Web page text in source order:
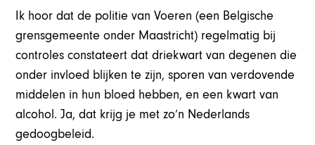
Ik hoor dat de politie van Voeren (een Belgische
grensgemeente onder Maastricht) regelmatig bij
controles constateert dat driekwart van degenen die
onder invloed blijken te zijn, sporen van verdovende
middelen in hun bloed hebben, en een kwart van
alcohol. Ja, dat krijg je met zo’n Nederlands
gedoogbeleid.